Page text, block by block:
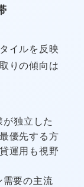
イルを反映
りの傾向は
独立した
優先する方
運用も視野
要の主流